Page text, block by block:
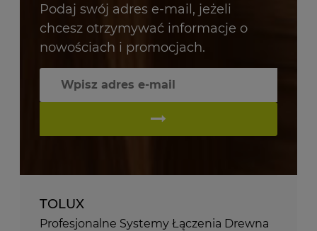
Podaj swój adres e-mail, jeżeli
chcesz otrzymywać informacje o
nowościach i promocjach.
TOLUX
Profesjonalne Systemy Łączenia Drewna